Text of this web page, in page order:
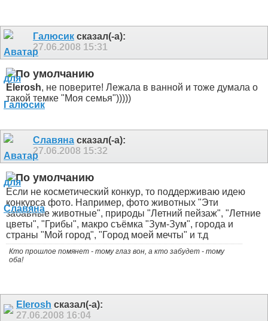
Галюсик сказал(-а):
27.06.2008 15:31
Elerosh, не поверите! Лежала в ванной и тоже думала о
такой темке "Моя семья")))))
Славяна сказал(-а):
27.06.2008 15:32
Если не косметический конкур, то поддерживаю идею
конкурса фото. Например, фото животных "Эти
забавные животные", природы "Летний пейзаж", "Летние
цветы", "Грибы", макро съёмка "Зум-Зум", города и
страны "Мой город", "Город моей мечты" и т.д
Кто прошлое помянет - тому глаз вон, а кто забудет - тому
оба!
Elerosh сказал(-а):
27.06.2008 16:04